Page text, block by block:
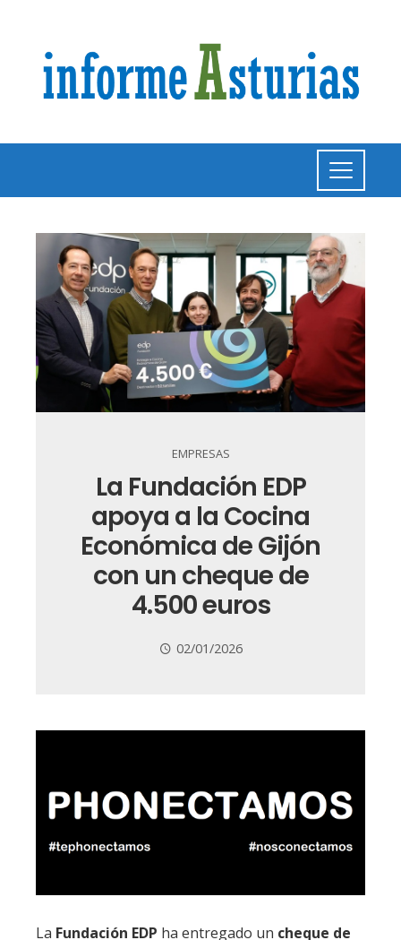
EMPRESAS
La Fundación EDP
apoya a la Cocina
Económica de Gijón
con un cheque de
4.500 euros
02/01/2026
La Fundación EDP ha entregado un cheque de